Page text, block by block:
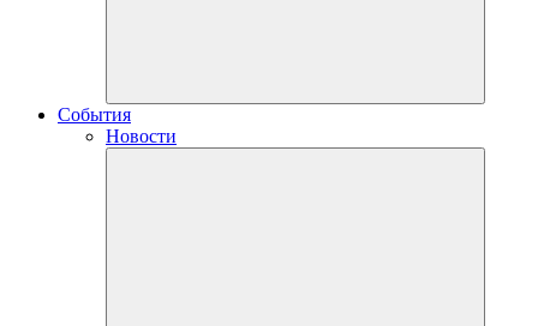
События
Новости